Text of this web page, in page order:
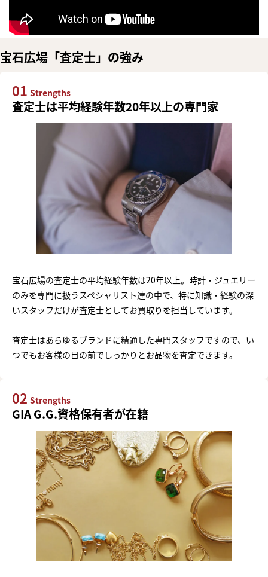
宝石広場「査定士」の強み
01 Strengths
査定士は平均経験年数20年以上の専門家
宝石広場の査定士の平均経験年数は20年以上。時計・ジュエリー
のみを専門に扱うスペシャリスト達の中で、特に知識・経験の深
いスタッフだけが査定士としてお買取りを担当しています。
査定士はあらゆるブランドに精通した専門スタッフですので、い
つでもお客様の目の前でしっかりとお品物を査定できます。
02 Strengths
GIA G.G.資格保有者が在籍